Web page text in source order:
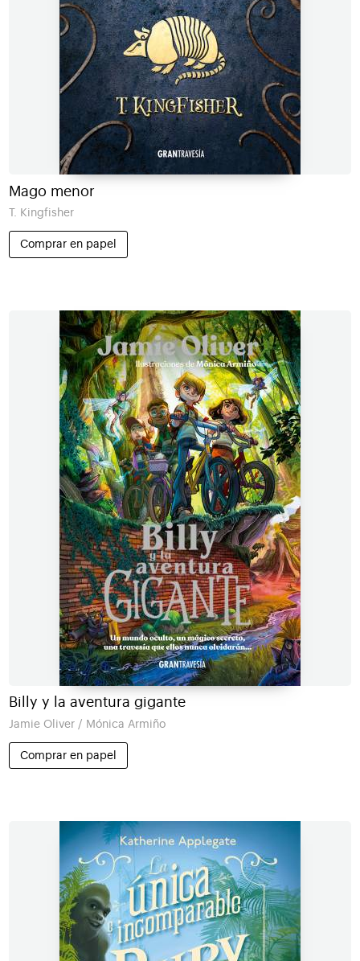
Mago menor
T. Kingfisher
Comprar en papel
Billy y la aventura gigante
Jamie Oliver / Mónica Armiño
Comprar en papel